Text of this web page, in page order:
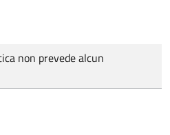
non prevede alcun